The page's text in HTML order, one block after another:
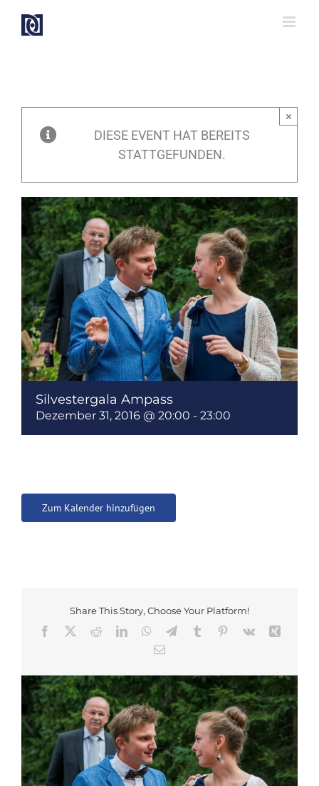
Inhalt
DIESE EVENT HAT BEREITS
STATTGEFUNDEN.
×
Silvestergala Ampass
Dezember 31, 2016 @ 20:00 - 23:00
Zum Kalender hinzufügen
Share This Story, Choose Your Platform!
Facebook
RedditLinkedInWhatsApp
TelegramTumblr Pinterest
Vk
Email